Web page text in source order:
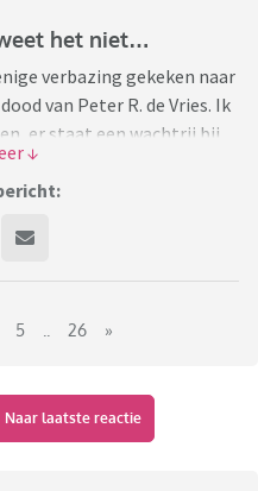
het niet…
verbazing gekeken naar
van Peter R. de Vries. Ik
er staat een wachtrij bij
goed waarom.
geen grote tv-kijker ben
hierdoor ook niet snap.
de (misdaad)journalistiek
in het licht van de vrije
is, maar deze
op de been brengt of is het
5 26 »
Naar laatste reactie